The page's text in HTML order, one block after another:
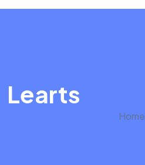
Learts
Home